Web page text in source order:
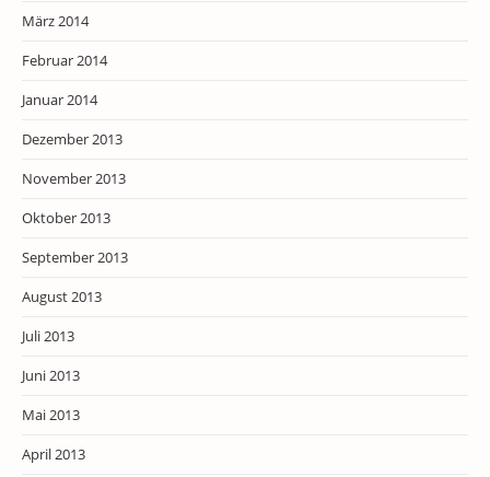
März 2014
Februar 2014
Januar 2014
Dezember 2013
November 2013
Oktober 2013
September 2013
August 2013
Juli 2013
Juni 2013
Mai 2013
April 2013